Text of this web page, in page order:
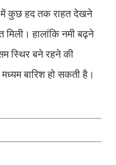
में कुछ हद तक राहत देखने
हालांकि नमी बढ़ने
स्थिर बने रहने की
बारिश हो सकती है।